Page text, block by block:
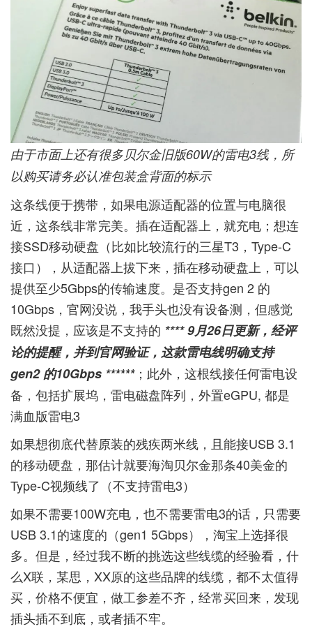
由于市面上还有很多贝尔金旧版60W的雷电3线，所
以购买请务必认准包装盒背面的标示
这条线便于携带，如果电源适配器的位置与电脑很
近，这条线非常完美。插在适配器上，就充电；想连
接SSD移动硬盘（比如比较流行的三星T3，Type-C
接口），从适配器上拔下来，插在移动硬盘上，可以
提供至少5Gbps的传输速度。是否支持gen 2 的
10Gbps，官网没说，我手头也没有设备测，但感觉
既然没提，应该是不支持的 **** 9月26日更新，经评
论的提醒，并到官网验证，这款雷电线明确支持
gen2 的10Gbps ******；此外，这根线接任何雷电设
备，包括扩展坞，雷电磁盘阵列，外置eGPU, 都是
满血版雷电3
如果想彻底代替原装的残疾两米线，且能接USB 3.1
的移动硬盘，那估计就要海淘贝尔金那条40美金的
Type-C视频线了（不支持雷电3）
如果不需要100W充电，也不需要雷电3的话，只需要
USB 3.1的速度的（gen1 5Gbps），淘宝上选择很
多。但是，经过我不断的挑选这些线缆的经验看，什
么X联，某思，XX原的这些品牌的线缆，都不太值得
买，价格不便宜，做工参差不齐，经常买回来，发现
插头插不到底，或者插不牢。